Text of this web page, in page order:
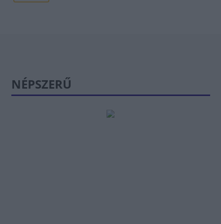
NÉPSZERŰ